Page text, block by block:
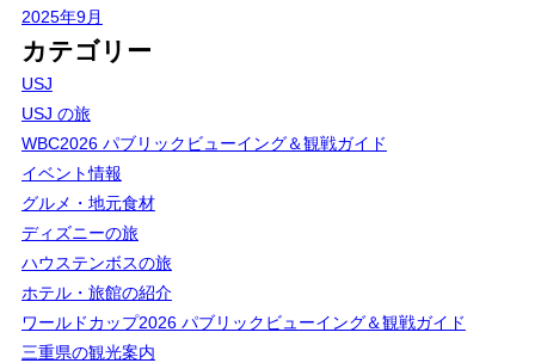
2025年9月
カテゴリー
USJ
USJ の旅
WBC2026 パブリックビューイング＆観戦ガイド
イベント情報
グルメ・地元食材
ディズニーの旅
ハウステンボスの旅
ホテル・旅館の紹介
ワールドカップ2026 パブリックビューイング＆観戦ガイド
三重県の観光案内